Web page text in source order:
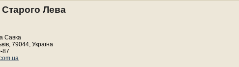
Лева
Савка
79044, Україна
87